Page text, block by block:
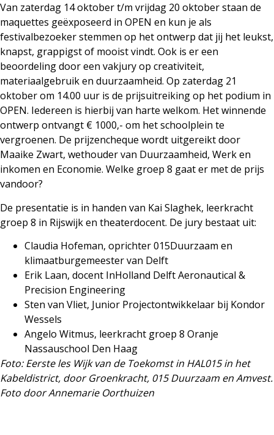
Van zaterdag 14 oktober t/m vrijdag 20 oktober staan de
maquettes geëxposeerd in OPEN en kun je als
festivalbezoeker stemmen op het ontwerp dat jij het leukst,
knapst, grappigst of mooist vindt. Ook is er een
beoordeling door een vakjury op creativiteit,
materiaalgebruik en duurzaamheid. Op zaterdag 21
oktober om 14.00 uur is de prijsuitreiking op het podium in
OPEN. Iedereen is hierbij van harte welkom. Het winnende
ontwerp ontvangt € 1000,- om het schoolplein te
vergroenen. De prijzencheque wordt uitgereikt door
Maaike Zwart, wethouder van Duurzaamheid, Werk en
inkomen en Economie. Welke groep 8 gaat er met de prijs
vandoor?
De presentatie is in handen van Kai Slaghek, leerkracht
groep 8 in Rijswijk en theaterdocent. De jury bestaat uit:
Claudia Hofeman, oprichter 015Duurzaam en
klimaatburgemeester van Delft
Erik Laan, docent InHolland Delft Aeronautical &
Precision Engineering
Sten van Vliet, Junior Projectontwikkelaar bij Kondor
Wessels
Angelo Witmus, leerkracht groep 8 Oranje
Nassauschool Den Haag
Foto:Eerste les Wijk van de Toekomst in HAL015 in het
Kabeldistrict, door Groenkracht, 015 Duurzaam en Amvest.
Foto door Annemarie Oorthuizen